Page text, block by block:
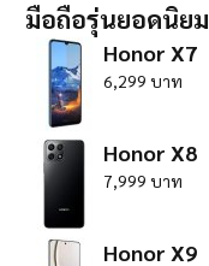
มือถือรุ่นยอดนิยม
Honor X7
6,299 บาท
Honor X8
7,999 บาท
Honor X9